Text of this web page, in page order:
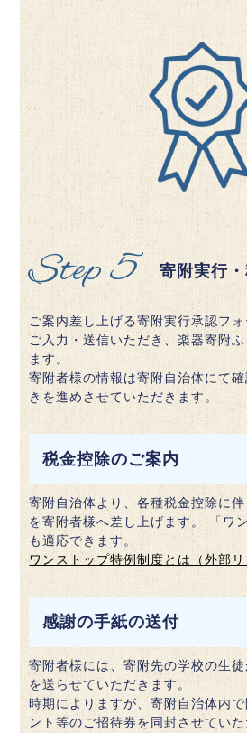
Step 5 寄附実行
ご案内差し上げる寄附実行承認フ
ご入力・送信いただき、楽器寄附
ます。
寄附者様の情報は寄附自治体にて
きを進めさせていただきます。
税金控除のご案内
寄附自治体より、各種税金控除に
を寄附者様へ差し上げます。 「ワ
も適応できます。
ワンストップ特例制度とは（外部リ
感謝の手紙の送付
寄附者様には、寄附先の学校の生
を送らせていただきます。
時期によりますが、寄附自治体内
ント等のご招待券を同封させてい